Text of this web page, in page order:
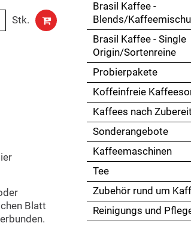
Stk.
Blatt
Brasil Kaffee -
Blends/
Brasil Kaffee - Single
Origin/Sortenreine
Probierpakete
Koffeinfreie
Kaffees nach
Sonderangebote
Kaffeemaschinen
Tee
Zubehör rund um
Reinigungs und